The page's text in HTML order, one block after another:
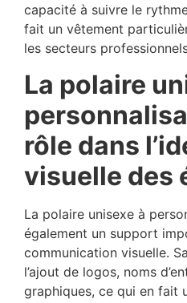
capacité à suivre le
fait un vêtement
les secteurs
La polaire
rôle dans
visuelle des
La polaire unisexe à
également un support
communication visuelle.
l’ajout de logos, noms
graphiques, ce qui en fait